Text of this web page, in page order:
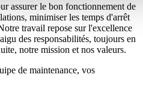
assurer le bon fonctionnement de
minimiser les temps d'arrêt
travail repose sur l'excellence
des responsabilités, toujours en
notre mission et nos valeurs.
de maintenance, vos